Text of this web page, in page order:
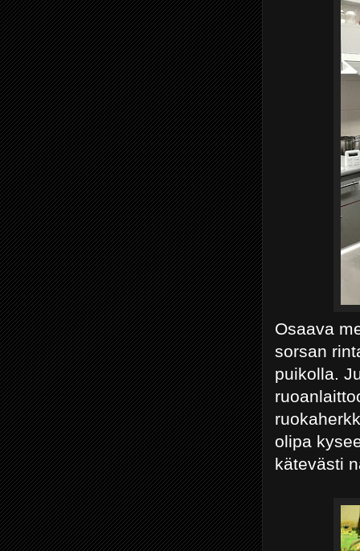
Osaava
sorsan
puikolla.
olipa
kätevästi